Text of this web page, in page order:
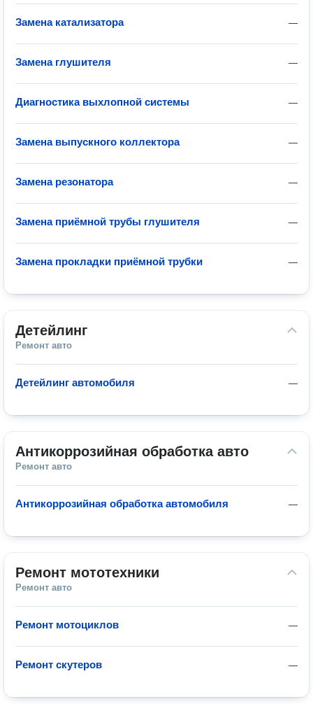
—
Замена катализатора
—
Замена глушителя
—
Диагностика выхлопной системы
—
Замена выпускного коллектора
—
Замена резонатора
—
Замена приёмной трубы глушителя
—
Замена прокладки приёмной трубки
Детейлинг
Ремонт авто
—
Детейлинг автомобиля
Антикоррозийная обработка авто
Ремонт авто
—
Антикоррозийная обработка автомобиля
Ремонт мототехники
Ремонт авто
—
Ремонт мотоциклов
—
Ремонт скутеров